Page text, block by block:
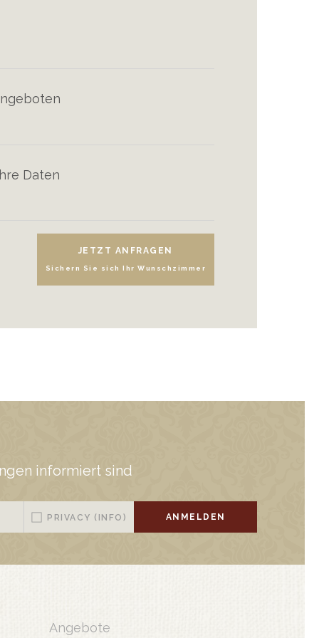
Daten
JETZT ANFRAGEN
Sichern Sie sich Ihr Wunschzimmer
informiert sind
PRIVACY (INFO) ANMELDEN
Angebote